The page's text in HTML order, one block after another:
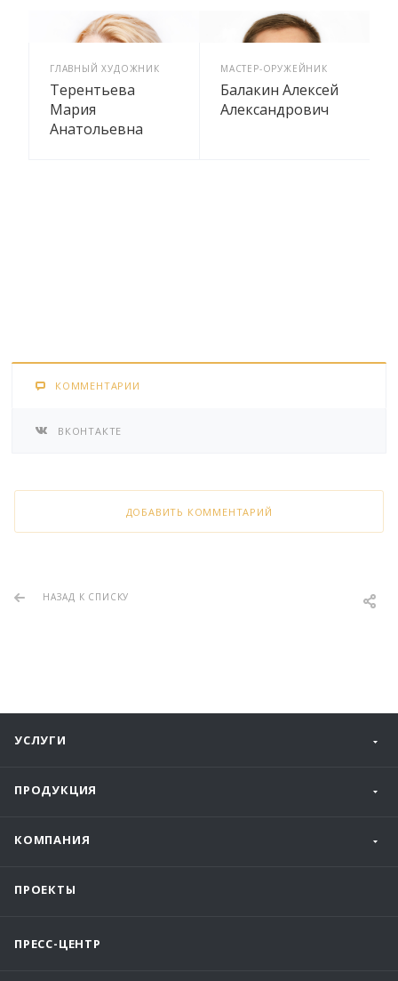
ГЛАВНЫЙ ХУДОЖНИК
Терентьева
Мария
Анатольевна
МАСТЕР-ОРУЖЕЙНИК
Балакин Алексей
Александрович
КОММЕНТАРИИ
ВКОНТАКТЕ
ДОБАВИТЬ КОММЕНТАРИЙ
НАЗАД К СПИСКУ
УСЛУГИ
ПРОДУКЦИЯ
КОМПАНИЯ
ПРОЕКТЫ
ПРЕСС-ЦЕНТР